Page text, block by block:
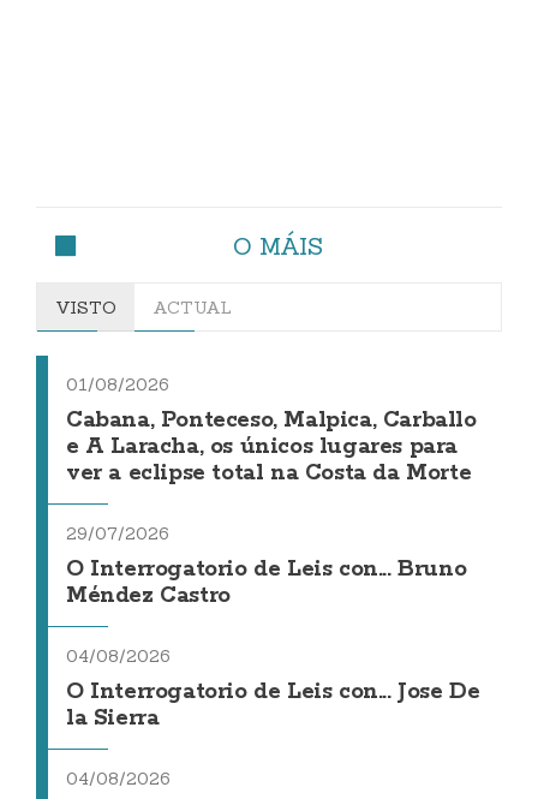
O MÁIS
VISTO ACTUAL
01/08/2026
Cabana, Ponteceso, Malpica, Carballo
e A Laracha, os únicos lugares para
ver a eclipse total na Costa da Morte
29/07/2026
O Interrogatorio de Leis con... Bruno
Méndez Castro
04/08/2026
O Interrogatorio de Leis con... Jose De
la Sierra
04/08/2026